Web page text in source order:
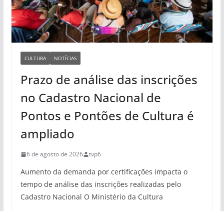
CULTURA NOTÍCIAS
Prazo de análise das inscrições
no Cadastro Nacional de
Pontos e Pontões de Cultura é
ampliado
6 de agosto de 2026 tvp6
Aumento da demanda por certificações impacta o
tempo de análise das inscrições realizadas pelo
Cadastro Nacional O Ministério da Cultura